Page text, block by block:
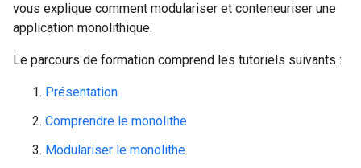
vous explique comment modulariser et conteneuriser une
application monolithique.
Le parcours de formation comprend les tutoriels suivants :
Présentation
Comprendre le monolithe
Modulariser le monolithe